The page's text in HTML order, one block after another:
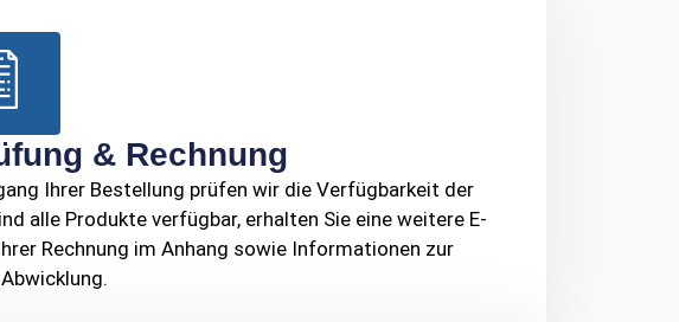
& Rechnung
Ihrer Bestellung prüfen wir die Verfügbarkeit der
alle Produkte verfügbar, erhalten Sie eine weitere E-
Rechnung im Anhang sowie Informationen zur